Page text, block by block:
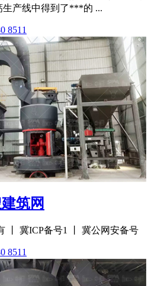
生产线中得到了***的 ...
8511
筑网
丨 冀ICP备号1 丨 冀公网安备号
8511